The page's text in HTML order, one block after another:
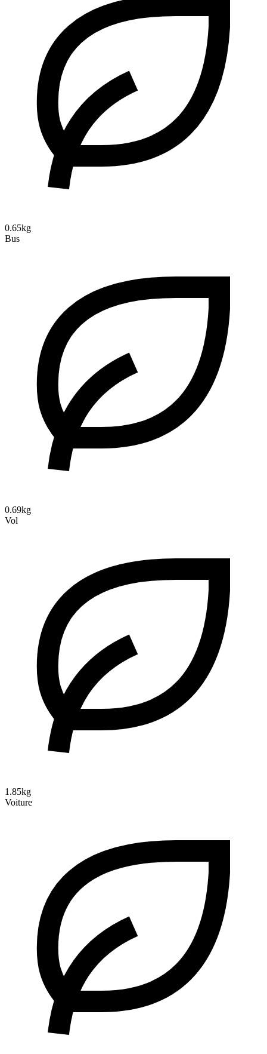
0.65kg
Bus
0.69kg
Vol
1.85kg
Voiture